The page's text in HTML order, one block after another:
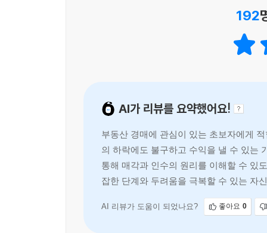
192
AI가 리뷰를 요약했어요!
부동산 경매에 관심이 있는 초보자에게
의 하락에도 불구하고 수익을 낼 수 있는
통해 매각과 인수의 원리를 이해할 수 있
잡한 단계와 두려움을 극복할 수 있는 자
AI 리뷰가 도움이 되었나요? 좋아요 0